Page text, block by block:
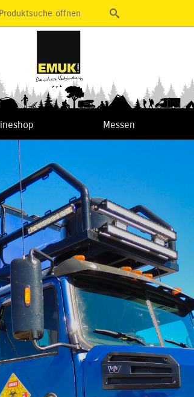
Produktsuche öffnen
Messen